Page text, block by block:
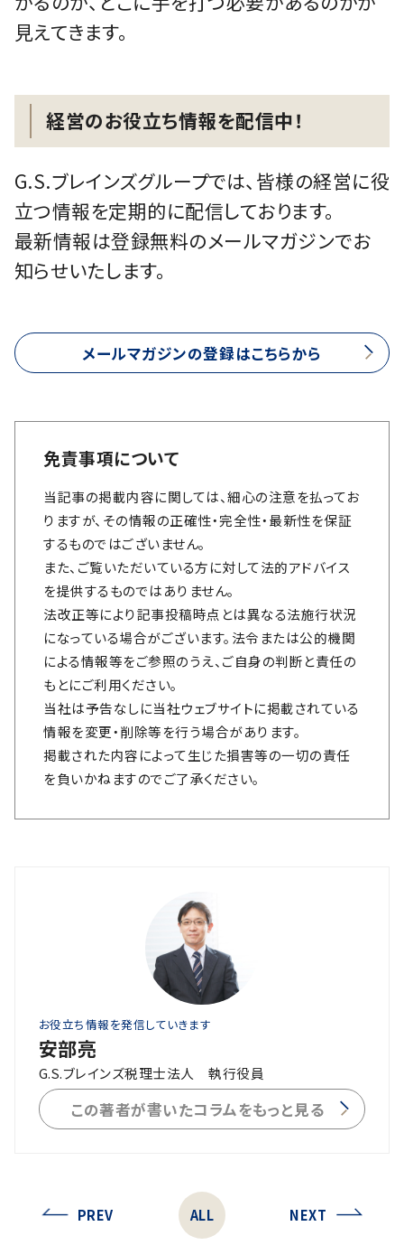
見えてきます。
経営のお役立ち情報を配信中！
G.S.ブレインズグループでは、皆様の経営に役
立つ情報を定期的に配信しております。
最新情報は登録無料のメールマガジンでお
知らせいたします。
メールマガジンの登録はこちらから
免責事項について
当記事の掲載内容に関しては、細心の注意を払ってお
りますが、その情報の正確性・完全性・最新性を保証
するものではございません。
また、ご覧いただいている方に対して法的アドバイス
を提供するものではありません。
法改正等により記事投稿時点とは異なる法施行状況
になっている場合がございます。法令または公的機関
による情報等をご参照のうえ、ご自身の判断と責任の
もとにご利用ください。
当社は予告なしに当社ウェブサイトに掲載されている
情報を変更・削除等を行う場合があります。
掲載された内容によって生じた損害等の一切の責任
を負いかねますのでご了承ください。
お役立ち情報を発信していきます
安部亮
G.S.ブレインズ税理士法人 執行役員
この著者が書いたコラムをもっと見る
PREV ALL NEXT